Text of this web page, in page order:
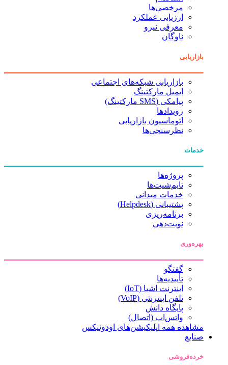
مرخصی‌ها
ارزیابی عملکرد
معرفی نیرو
ناوگان
بازاریابی
بازاریابی شبکه‌های اجتماعی
ایمیل مارکتینگ
پیامکی (SMS مارکتینگ)
رویدادها
اتوماسیون بازاریابی
نظرسنجی‌ها
خدمات
پروژه‌ها
تایم‌شیت‌ها
خدمات میدانی
پشتیبانی (Helpdesk)
برنامه‌ریزی
نوبت‌دهی
بهره‌وری
گفتگو
تأییدیه‌ها
اینترنت اشیا (IoT)
تلفن اینترنتی (VoIP)
پایگاه دانش
واتس‌اپ (اتصال)
مشاهده همه اپلیکیشن‌های اودونیکس
صنایع
خرده‌فروشی